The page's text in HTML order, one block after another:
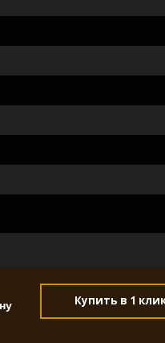
Купить в 1